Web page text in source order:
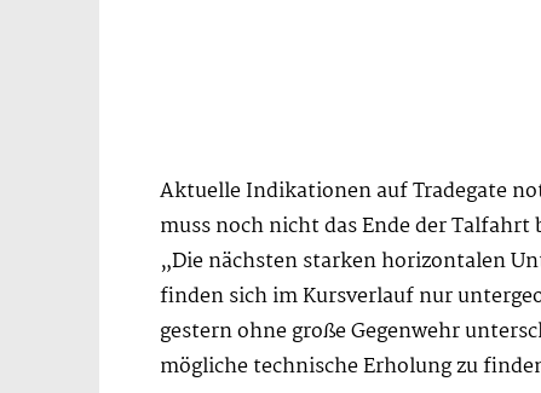
Aktuelle Indikationen auf Tradegate
muss noch nicht das Ende der
„Die nächsten starken horizontalen
finden sich im Kursverlauf nur
gestern ohne große Gegenwehr
mögliche technische Erholung zu